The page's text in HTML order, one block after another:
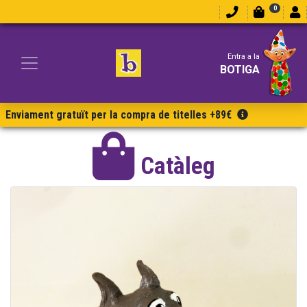
0
Entra a la
BOTIGA
Enviament gratuït per la compra de titelles +89€
Catàleg